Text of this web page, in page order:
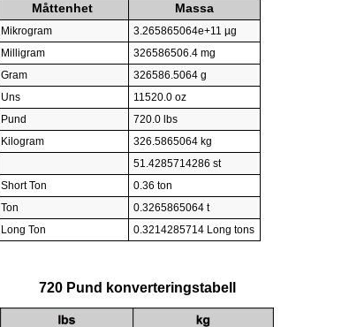
Måttenhet Massa
Mikrogram
3.265865064e+11 µg
Milligram
326586506.4 mg
Gram
326586.5064 g
Uns
11520.0 oz
Pund
720.0 lbs
Kilogram
326.5865064 kg
51.4285714286 st
Short Ton
0.36 ton
Ton
0.3265865064 t
Long Ton
0.3214285714 Long tons
720 Pund konverteringstabell